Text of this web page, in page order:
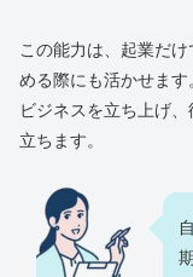
この能力は、起業だ
める際にも活かせま
ビジネスを立ち上げ
立ちます。